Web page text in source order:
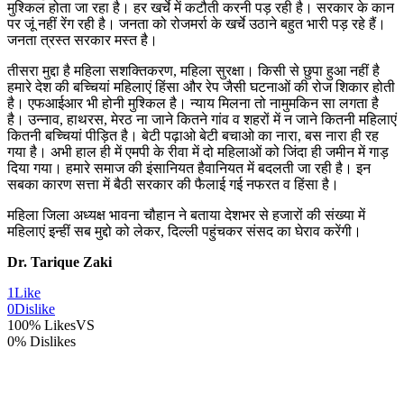
मुश्किल होता जा रहा है। हर खर्चे में कटौती करनी पड़ रही है। सरकार के कान
पर जूं नहीं रेंग रही है। जनता को रोजमर्रा के खर्चे उठाने बहुत भारी पड़ रहे हैं।
जनता त्रस्त सरकार मस्त है।
तीसरा मुद्दा है महिला सशक्तिकरण, महिला सुरक्षा। किसी से छुपा हुआ नहीं है
हमारे देश की बच्चियां महिलाएं हिंसा और रेप जैसी घटनाओं की रोज शिकार होती
है। एफआईआर भी होनी मुश्किल है। न्याय मिलना तो नामुमकिन सा लगता है
है। उन्नाव, हाथरस, मेरठ ना जाने कितने गांव व शहरों में न जाने कितनी महिलाएं
कितनी बच्चियां पीड़ित है। बेटी पढ़ाओ बेटी बचाओ का नारा, बस नारा ही रह
गया है। अभी हाल ही में एमपी के रीवा में दो महिलाओं को जिंदा ही जमीन में गाड़
दिया गया। हमारे समाज की इंसानियत हैवानियत में बदलती जा रही है। इन
सबका कारण सत्ता में बैठी सरकार की फैलाई गई नफरत व हिंसा है।
महिला जिला अध्यक्ष भावना चौहान ने बताया देशभर से हजारों की संख्या में
महिलाएं इन्हीं सब मुद्दो को लेकर, दिल्ली पहुंचकर संसद का घेराव करेंगी।
Dr. Tarique Zaki
1Like
0Dislike
100% LikesVS
0% Dislikes